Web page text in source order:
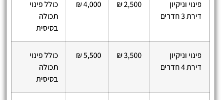
פינוי וניקיון
דירת 3 חדרים
2,500 ₪
4,000 ₪
כולל פינוי
תכולה
בסיסית
פינוי וניקיון
דירת 4 חדרים
3,500 ₪
5,500 ₪
כולל פינוי
תכולה
בסיסית